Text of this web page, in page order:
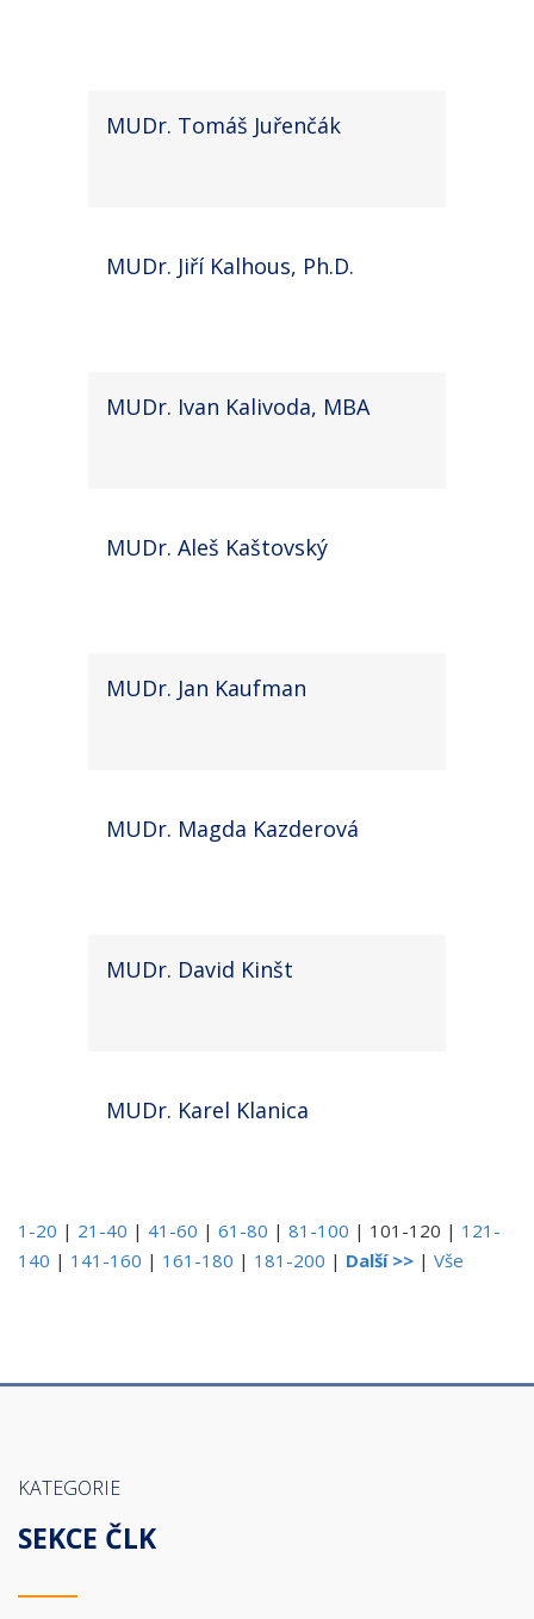
MUDr. Tomáš Juřenčák
MUDr. Jiří Kalhous, Ph.D.
MUDr. Ivan Kalivoda, MBA
MUDr. Aleš Kaštovský
MUDr. Jan Kaufman
MUDr. Magda Kazderová
MUDr. David Kinšt
MUDr. Karel Klanica
1-20 | 21-40 | 41-60 | 61-80 | 81-100 | 101-120 | 121-
140 | 141-160 | 161-180 | 181-200 | Další >> | Vše
KATEGORIE
SEKCE ČLK